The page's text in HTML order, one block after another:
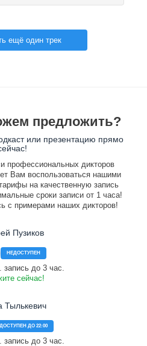
ещё один трек
предложить?
или презентацию прямо
профессиональных дикторов
Вам воспользоваться нашими
на качественную запись
сроки записи от 1 часа!
с примерами наших дикторов!
Пузиков
НЕДОСТУПЕН
запись до 3 час.
сейчас!
Тылькевич
ДОСТУПЕН ДО 22:00
запись до 3 час.